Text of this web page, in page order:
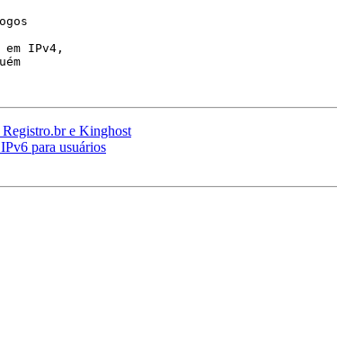
IPv4,
e Kinghost
para usuários